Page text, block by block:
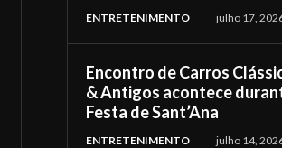
ENTRETENIMENTO julho 17,
Encontro de Carros
& Antigos acontece
Festa de Sant’Ana
ENTRETENIMENTO julho 14,